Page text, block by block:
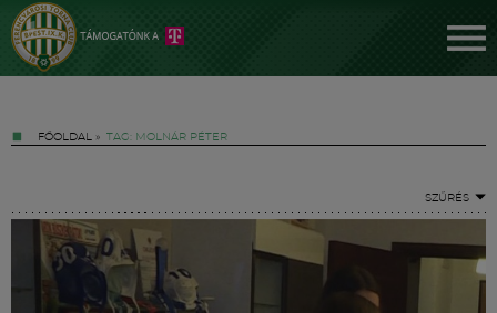
FŐOLDAL » TAG: MOLNÁR PÉTER
SZŰRÉS
Jegyek